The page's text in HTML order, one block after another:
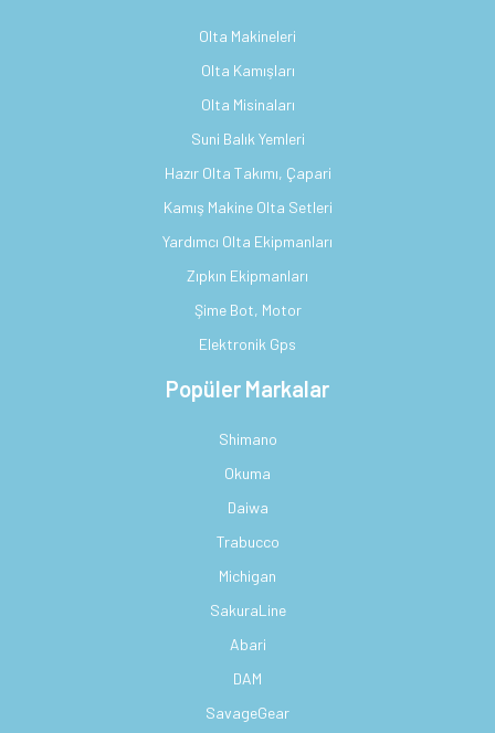
Olta Makineleri
Olta Kamışları
Olta Misinaları
Suni Balık Yemleri
Hazır Olta Takımı, Çapari
Kamış Makine Olta Setleri
Yardımcı Olta Ekipmanları
Zıpkın Ekipmanları
Şime Bot, Motor
Elektronik Gps
Popüler Markalar
Shimano
Okuma
Daiwa
Trabucco
Michigan
SakuraLine
Abari
DAM
SavageGear